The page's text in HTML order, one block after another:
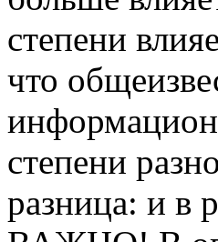
степени
что
степени
разница: и в